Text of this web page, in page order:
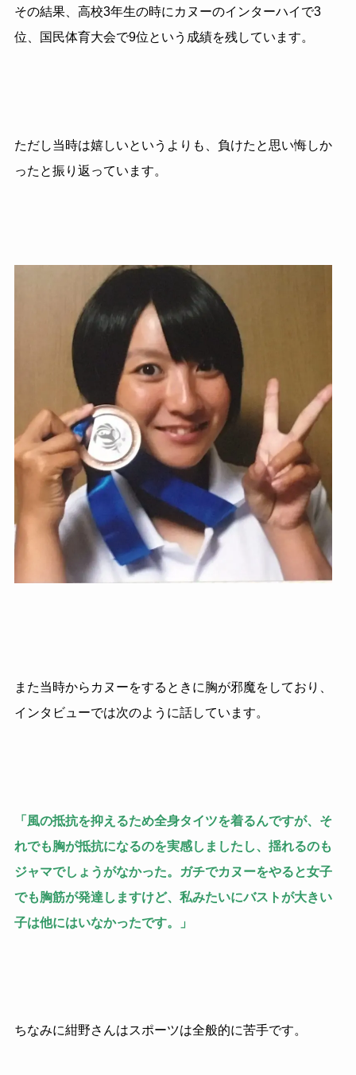
その結果、高校3年生の時にカヌーのインターハイで3
位、国民体育大会で9位という成績を残しています。
ただし当時は嬉しいというよりも、負けたと思い悔しか
ったと振り返っています。
また当時からカヌーをするときに胸が邪魔をしており、
インタビューでは次のように話しています。
「風の抵抗を抑えるため全身タイツを着るんですが、そ
れでも胸が抵抗になるのを実感しましたし、揺れるのも
ジャマでしょうがなかった。ガチでカヌーをやると女子
でも胸筋が発達しますけど、私みたいにバストが大きい
子は他にはいなかったです。」
ちなみに紺野さんはスポーツは全般的に苦手です。